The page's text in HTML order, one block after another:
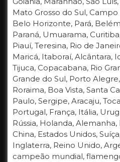
Mato Grosso do Sul, Campo
Belo Horizonte, Pará,
Paraná, Umuarama,
Piauí, Teresina, Rio de
Maricá, Itaboraí, Alcântara,
Tijuca, Copacabana, Rio
Grande do Sul, Porto
Roraima, Boa Vista, Santa
Paulo, Sergipe, Aracaju,
Portugal, França, Itália,
Rússia, Holanda,
China, Estados Unidos,
Inglaterra, Reino Unido,
campeão mundial,